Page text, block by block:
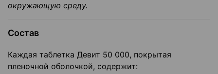
окружающую среду.
Состав
Каждая таблетка Девит 50 000, покрытая
пленочной оболочкой, содержит: